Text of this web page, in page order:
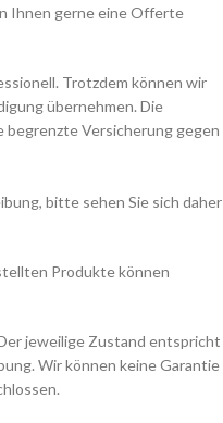
Ihnen gerne eine Offerte
Trotzdem können wir
übernehmen. Die
Versicherung gegen
bitte sehen Sie sich daher
Produkte können
jeweilige Zustand entspricht
Wir können keine Garantie